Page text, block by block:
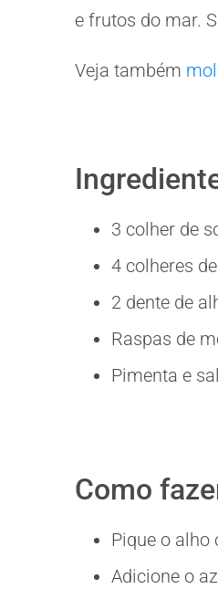
e frutos do mar.
Veja também
3 colher de
4 colheres
2 dente de
Raspas de
Pimenta e
Como
Pique o alho
Adicione o